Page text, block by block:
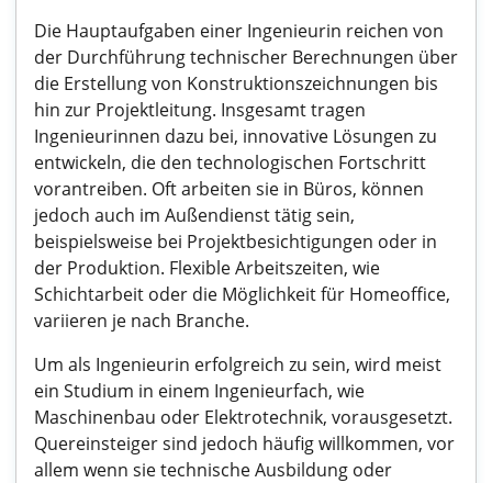
Die Hauptaufgaben einer Ingenieurin reichen von
der Durchführung technischer Berechnungen über
die Erstellung von Konstruktionszeichnungen bis
hin zur Projektleitung. Insgesamt tragen
Ingenieurinnen dazu bei, innovative Lösungen zu
entwickeln, die den technologischen Fortschritt
vorantreiben. Oft arbeiten sie in Büros, können
jedoch auch im Außendienst tätig sein,
beispielsweise bei Projektbesichtigungen oder in
der Produktion. Flexible Arbeitszeiten, wie
Schichtarbeit oder die Möglichkeit für Homeoffice,
variieren je nach Branche.
Um als Ingenieurin erfolgreich zu sein, wird meist
ein Studium in einem Ingenieurfach, wie
Maschinenbau oder Elektrotechnik, vorausgesetzt.
Quereinsteiger sind jedoch häufig willkommen, vor
allem wenn sie technische Ausbildung oder